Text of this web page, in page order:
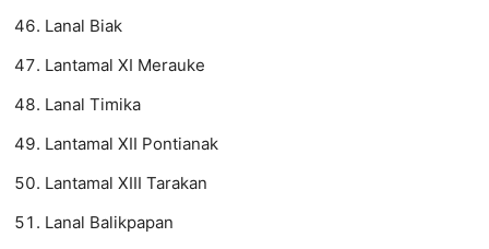
Lanal Biak
Lantamal XI Merauke
Lanal Timika
Lantamal XII Pontianak
Lantamal XIII Tarakan
Lanal Balikpapan